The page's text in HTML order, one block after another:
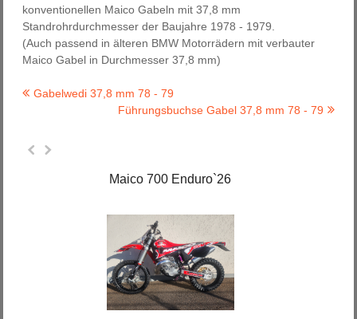
konventionellen Maico Gabeln mit 37,8 mm
Standrohrdurchmesser der Baujahre 1978 - 1979.
(Auch passend in älteren BMW Motorrädern mit verbauter
Maico Gabel in Durchmesser 37,8 mm)
Gabelwedi 37,8 mm 78 - 79
Führungsbuchse Gabel 37,8 mm 78 - 79
Maico 700 Enduro`26